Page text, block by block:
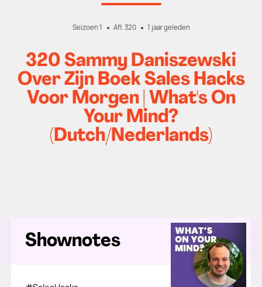
Seizoen 1 Afl. 320 1 jaar geleden
320 Sammy Daniszewski
Over Zijn Boek Sales Hacks
Voor Morgen | What's On
Your Mind?
(Dutch/Nederlands)
Shownotes